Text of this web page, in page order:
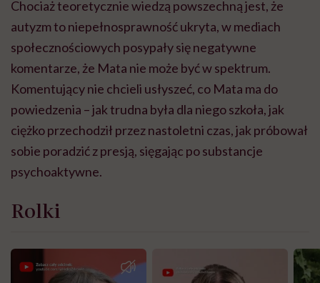
Chociaż teoretycznie wiedzą powszechną jest, że
autyzm to niepełnosprawność ukryta, w mediach
społecznościowych posypały się negatywne
komentarze, że Mata nie może być w spektrum.
Komentujący nie chcieli usłyszeć, co Mata ma do
powiedzenia – jak trudna była dla niego szkoła, jak
ciężko przechodził przez nastoletni czas, jak próbował
sobie poradzić z presją, sięgając po substancje
psychoaktywne.
Rolki